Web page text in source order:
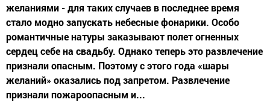
желаниями - для таких случаев в последнее время
стало модно запускать небесные фонарики. Особо
романтичные натуры заказывают полет огненных
сердец себе на свадьбу. Однако теперь это развлечение
признали опасным. Поэтому с этого года «шары
желаний» оказались под запретом. Развлечение
признали пожароопасным и...